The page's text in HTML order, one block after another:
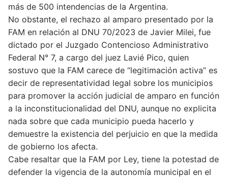
más de 500 intendencias de la Argentina.
No obstante, el rechazo al amparo presentado por la
FAM en relación al DNU 70/2023 de Javier Milei, fue
dictado por el Juzgado Contencioso Administrativo
Federal N° 7, a cargo del juez Lavié Pico, quien
sostuvo que la FAM carece de “legitimación activa” es
decir de representatividad legal sobre los municipios
para promover la acción judicial de amparo en función
a la inconstitucionalidad del DNU, aunque no explicita
nada sobre que cada municipio pueda hacerlo y
demuestre la existencia del perjuicio en que la medida
de gobierno los afecta.
Cabe resaltar que la FAM por Ley, tiene la potestad de
defender la vigencia de la autonomía municipal en el